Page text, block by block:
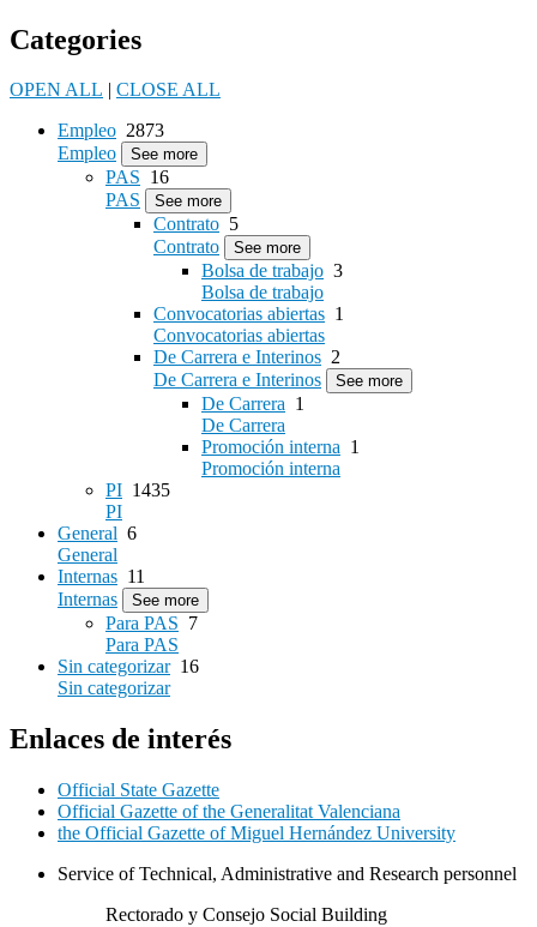
Categories
OPEN ALL | CLOSE ALL
Empleo 2873
Empleo
See more
PAS 16
PAS
See more
Contrato 5
Contrato
See more
Bolsa de trabajo 3
Bolsa de trabajo
Convocatorias abiertas 1
Convocatorias abiertas
De Carrera e Interinos 2
De Carrera e Interinos
See more
De Carrera 1
De Carrera
Promoción interna 1
Promoción interna
PI 1435
PI
General 6
General
Internas 11
Internas
See more
Para PAS 7
Para PAS
Sin categorizar16
Sin categorizar
Enlaces de interés
Official State Gazette
Official Gazette of the Generalitat Valenciana
the Official Gazette of Miguel Hernández University
Service of Technical, Administrative and Research personnel
Rectorado y Consejo Social Building